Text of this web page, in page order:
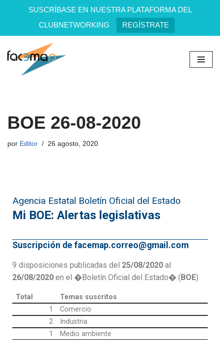
SUSCRÍBASE EN NUESTRA PLATAFORMA DEL
CLUBNETWORKING
REGÍSTRATE
Saltar
BOE 26-08-2020
por Editor 26 agosto, 2020
Agencia Estatal Boletín Oficial del Estado
Mi BOE: Alertas legislativas
Suscripción de facemap.correo@gmail.com
9 disposiciones publicadas del 25/08/2020 al
26/08/2020 en el �Boletín Oficial del Estado� ( BOE)
Total
Temas suscritos
1
Comercio
2
Industria
1
Medio ambiente